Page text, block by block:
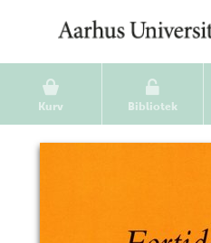
Kurv Bibliotek